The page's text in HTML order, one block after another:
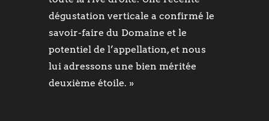
dégustation verticale a confirmé le
savoir-faire du Domaine et le
potentiel de l’appellation, et nous
lui adressons une bien méritée
deuxième étoile. »